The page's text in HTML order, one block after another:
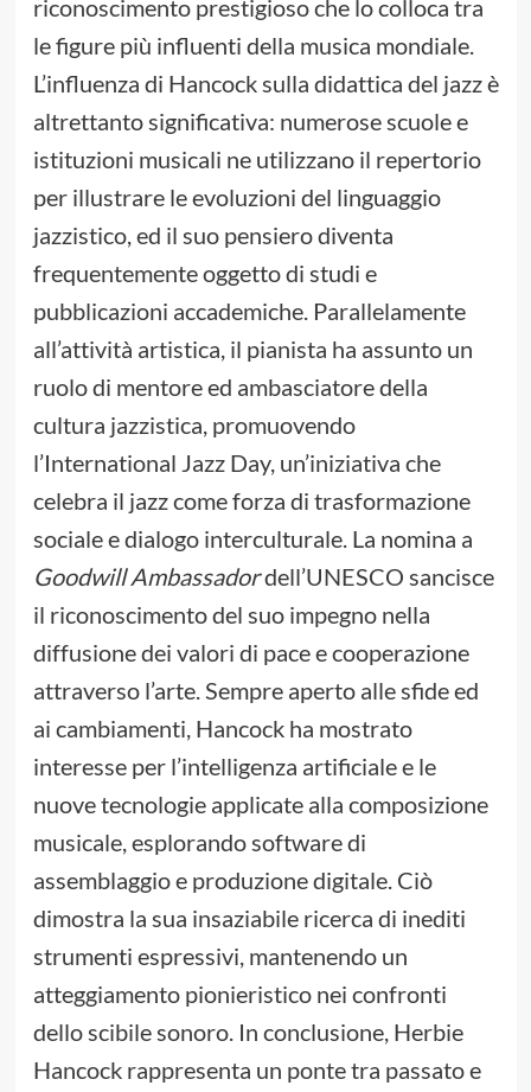
riconoscimento prestigioso che lo colloca tra
le figure più influenti della musica mondiale.
L’influenza di Hancock sulla didattica del jazz è
altrettanto significativa: numerose scuole e
istituzioni musicali ne utilizzano il repertorio
per illustrare le evoluzioni del linguaggio
jazzistico, ed il suo pensiero diventa
frequentemente oggetto di studi e
pubblicazioni accademiche. Parallelamente
all’attività artistica, il pianista ha assunto un
ruolo di mentore ed ambasciatore della
cultura jazzistica, promuovendo
l’International Jazz Day, un’iniziativa che
celebra il jazz come forza di trasformazione
sociale e dialogo interculturale. La nomina a
Goodwill Ambassadordell’UNESCO sancisce
il riconoscimento del suo impegno nella
diffusione dei valori di pace e cooperazione
attraverso l’arte. Sempre aperto alle sfide ed
ai cambiamenti, Hancock ha mostrato
interesse per l’intelligenza artificiale e le
nuove tecnologie applicate alla composizione
musicale, esplorando software di
assemblaggio e produzione digitale. Ciò
dimostra la sua insaziabile ricerca di inediti
strumenti espressivi, mantenendo un
atteggiamento pionieristico nei confronti
dello scibile sonoro. In conclusione, Herbie
Hancock rappresenta un ponte tra passato e